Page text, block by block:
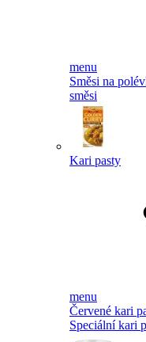
menu
Směsi na
směsi
Kari pasty
menu
Červené kari
Speciální kari